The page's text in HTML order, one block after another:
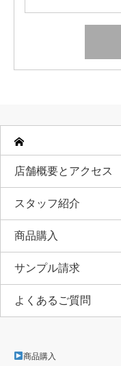
店舗概要とアクセス
スタッフ紹介
商品購入
サンプル請求
よくあるご質問
商品購入